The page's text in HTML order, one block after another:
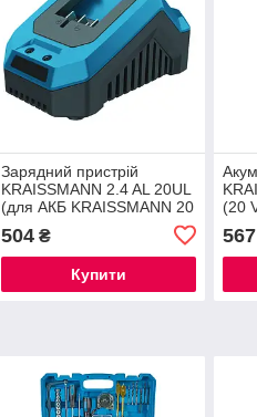
Зарядний пристрій
KRAISSMANN 2.4 AL 20UL
(для АКБ KRAISSMANN 20
504₴
Купити
(20
567